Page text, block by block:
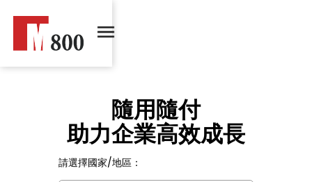
隨用隨付
助力企業高效成長
請選擇國家/地區：